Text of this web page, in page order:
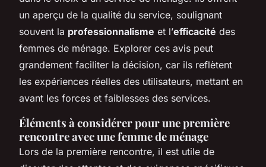
un aperçu de la qualité du service, soulignant
souvent la professionnalisme et l’efficacité des
femmes de ménage. Explorer ces avis peut
grandement faciliter la décision, car ils reflètent
les expériences réelles des utilisateurs, mettant en
avant les forces et faiblesses des services.
Éléments à considérer pour une première
rencontre avec une femme de ménage
Lors de la première rencontre, il est utile de